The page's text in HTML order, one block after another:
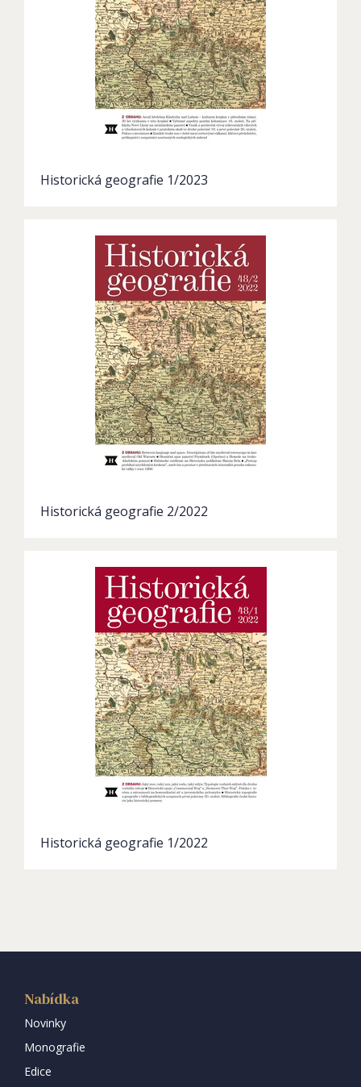
Historická geografie 1/2023
Historická geografie 2/2022
Historická geografie 1/2022
Nabídka
Novinky
Monografie
Edice